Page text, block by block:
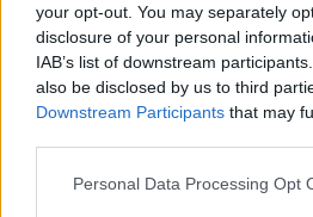
your opt-out. You may separately
disclosure of your personal
IAB’s list of downstream
also be disclosed by us to third
Downstream Participants that may
Please note that this website/app
Personal Data Processing Opt
Készüljünk fel rá, hogy a
nyomtatványt
év alatt jön meg, de volt már
Persze a pénzt egy összegben
kifizetik, de amíg ez a papír
fillért sem adnak. Gyorsítani
nyilatkozunk az ügyet intéző
korábbi hazai